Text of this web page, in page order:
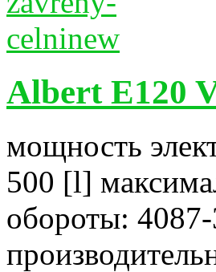
Albert E120
мощность
500 [l]
обороты: